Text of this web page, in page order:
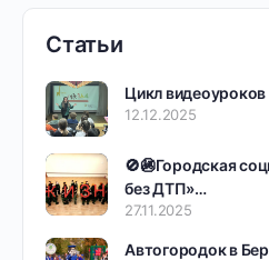
Статьи
Цикл
12.12.2025
🚫🚳Городская
без ДТП»…
27.11.2025
Автогородок в